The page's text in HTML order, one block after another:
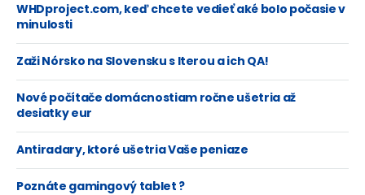
WHDproject.com, keď chcete vedieť aké bolo počasie v
minulosti
Zaži Nórsko na Slovensku s Iterou a ich QA!
Nové počítače domácnostiam ročne ušetria až
desiatky eur
Antiradary, ktoré ušetria Vaše peniaze
Poznáte gamingový tablet ?